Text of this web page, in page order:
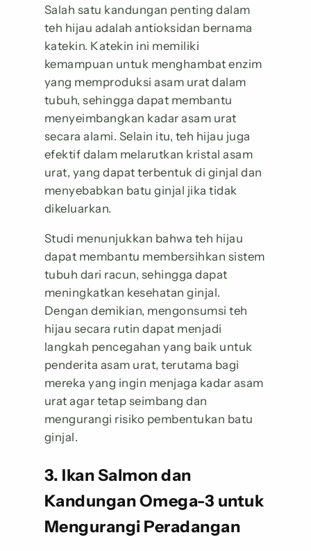
Salah satu kandungan penting dalam
teh hijau adalah antioksidan bernama
katekin. Katekin ini memiliki
kemampuan untuk menghambat enzim
yang memproduksi asam urat dalam
tubuh, sehingga dapat membantu
menyeimbangkan kadar asam urat
secara alami. Selain itu, teh hijau juga
efektif dalam melarutkan kristal asam
urat, yang dapat terbentuk di ginjal dan
menyebabkan batu ginjal jika tidak
dikeluarkan.
Studi menunjukkan bahwa teh hijau
dapat membantu membersihkan sistem
tubuh dari racun, sehingga dapat
meningkatkan kesehatan ginjal.
Dengan demikian, mengonsumsi teh
hijau secara rutin dapat menjadi
langkah pencegahan yang baik untuk
penderita asam urat, terutama bagi
mereka yang ingin menjaga kadar asam
urat agar tetap seimbang dan
mengurangi risiko pembentukan batu
ginjal.
3. Ikan Salmon dan
Kandungan Omega-3 untuk
Mengurangi Peradangan